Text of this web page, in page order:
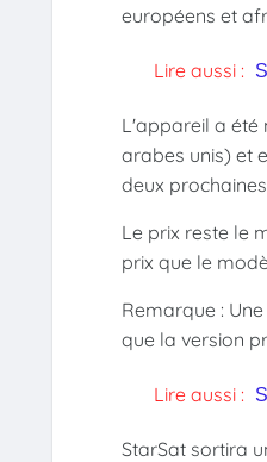
européens et
Lire aussi :
L'appareil a été
arabes unis) et
deux
Le prix reste le
prix que le
Remarque :
que la version
Lire aussi :
StarSat sortira